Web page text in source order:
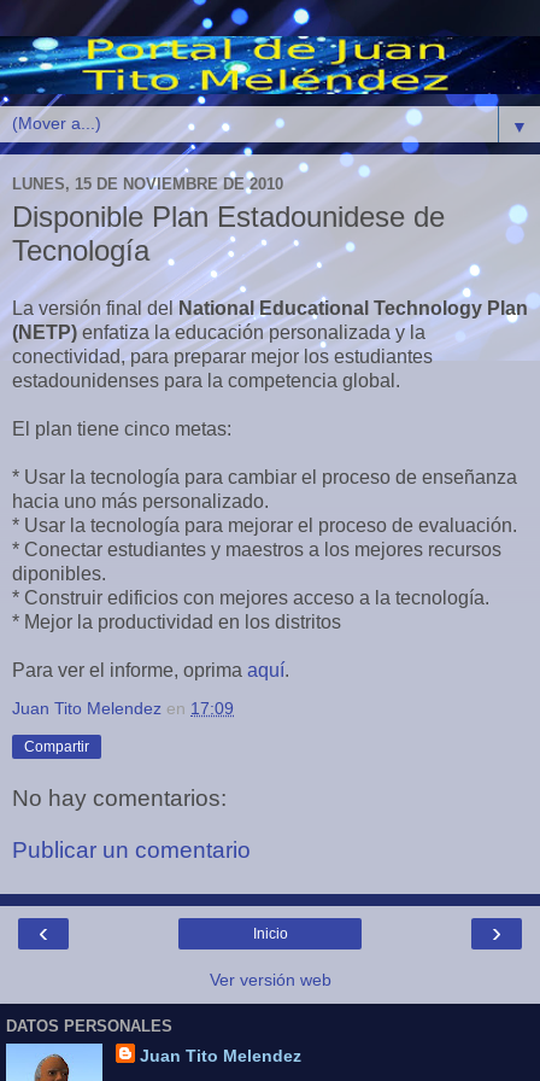
▼
LUNES, 15 DE NOVIEMBRE DE 2010
Disponible Plan Estadounidese de
Tecnología
La versión final delNational Educational Technology Plan
(NETP)enfatiza la educación personalizada y la
conectividad, para preparar mejor los estudiantes
estadounidenses para la competencia global.
El plan tiene cinco metas:
* Usar la tecnología para cambiar el proceso de enseñanza
hacia uno más personalizado.
* Usar la tecnología para mejorar el proceso de evaluación.
* Conectar estudiantes y maestros a los mejores recursos
diponibles.
* Construir edificios con mejores acceso a la tecnología.
* Mejor la productividad en los distritos
Para ver el informe, oprima aquí.
Juan Tito Melendez en 17:09
Compartir
No hay comentarios:
Publicar un comentario
‹ ›
Inicio
Ver versión web
DATOS PERSONALES
Juan Tito Melendez